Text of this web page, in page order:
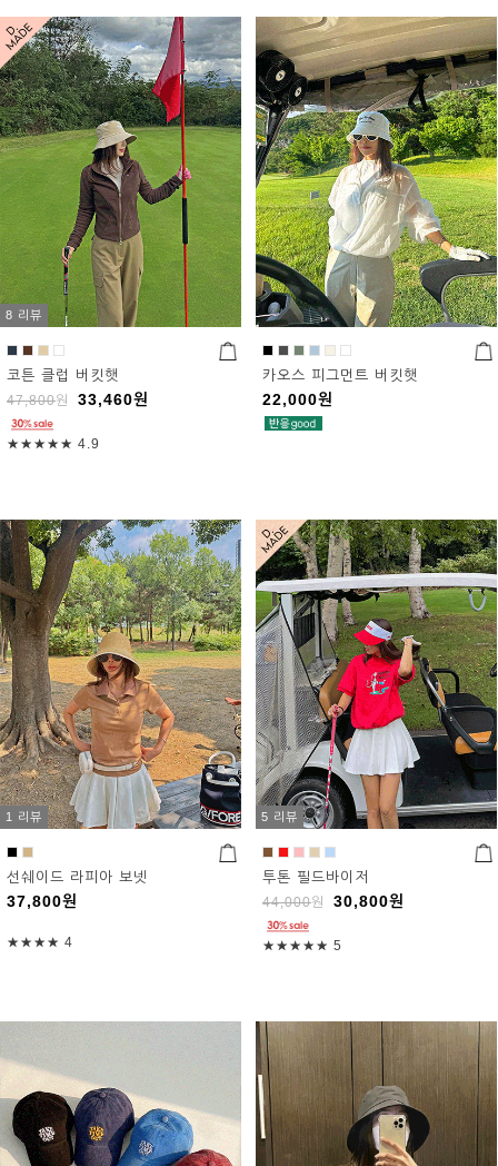
8 리뷰
코튼 클럽 버킷햇
47,800원 33,460원
★★★★★ 4.9
카오스 피그먼트 버킷햇
22,000원
1 리뷰
선쉐이드 라피아 보넷
37,800원
★★★★ 4
5 리뷰
투톤 필드바이저
44,000원 30,800원
★★★★★ 5